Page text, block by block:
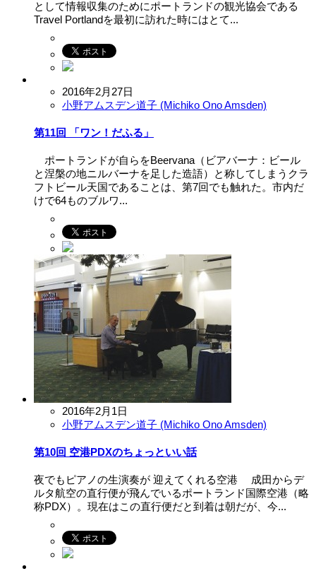
として情報収集のためにポートランドの観光協会である
Travel Portlandを最初に訪れた時にはとて...
2016年2月27日
小野アムスデン道子 (Michiko Ono Amsden)
第11回 「ワン！だふる」
ポートランドが自らをBeervana（ビアバーナ：ビール
と涅槃の地ニルバーナを足した造語）と称してしまうクラ
フトビール天国であることは、第7回でも触れた。市内だ
けで64ものブルワ...
2016年2月1日
小野アムスデン道子 (Michiko Ono Amsden)
第10回 空港PDXのちょっといい話
夜でもピアノの生演奏が 迎えてくれる空港 成田からデ
ルタ航空の直行便が飛んでいるポートランド国際空港（略
称PDX）。現在はこの直行便だと到着は朝だが、今...